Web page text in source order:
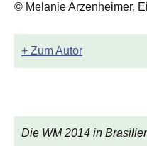
© Melanie Arzenheimer,
+ Zum Autor
Die WM 2014 in